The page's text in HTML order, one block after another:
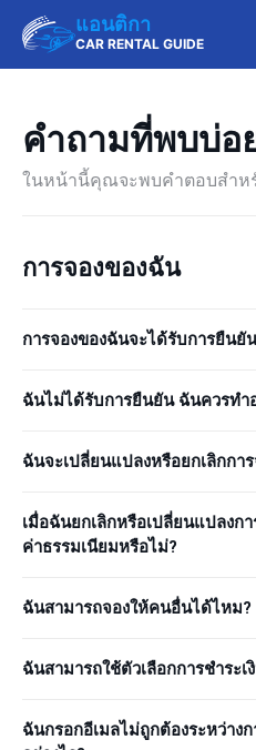
แอนติกา
CAR RENTAL GUIDE
คำถามที่พบบ่อ
ในหน้านี้คุณจะพบคำตอบสำห
การจองของฉัน
การจองของฉันจะได้รับการยืนยั
ฉันไม่ได้รับการยืนยัน ฉันควรทำ
ฉันจะเปลี่ยนแปลงหรือยกเลิกการ
เมื่อฉันยกเลิกหรือเปลี่ยนแปลงกา
ค่าธรรมเนียมหรือไม่?
ฉันสามารถจองให้คนอื่นได้ไหม?
ฉันสามารถใช้ตัวเลือกการชำระ
ฉันกรอกอีเมลไม่ถูกต้องระหว่าง